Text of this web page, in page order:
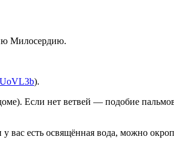
Милосердию.
).
Если нет ветвей — подобие
есть освящённая вода, можно